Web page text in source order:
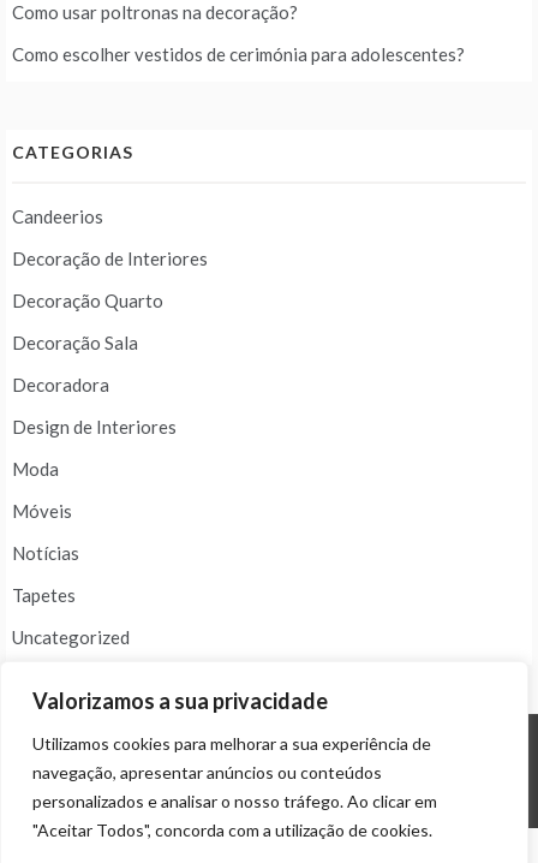
Valorizamos a sua privacidade
Utilizamos cookies para melhorar a sua experiência de
navegação, apresentar anúncios ou conteúdos
personalizados e analisar o nosso tráfego. Ao clicar em
"Aceitar Todos", concorda com a utilização de cookies.
Como usar poltronas na decoração?
Como escolher vestidos de cerimónia para adolescentes?
CATEGORIAS
Candeerios
Decoração de Interiores
Decoração Quarto
Decoração Sala
Decoradora
Design de Interiores
Moda
Móveis
Notícias
Tapetes
Uncategorized
© ALL RIGHTS RESERVED 2024 THEME: PROMOS BY